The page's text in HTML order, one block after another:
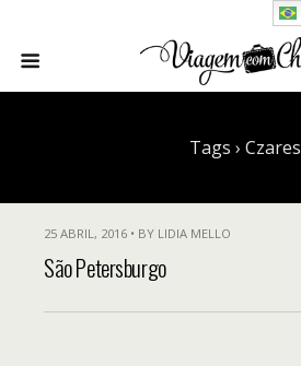
Tags › Czares
25 ABRIL, 2016 • BY LIDIA MELLO
São Petersburgo